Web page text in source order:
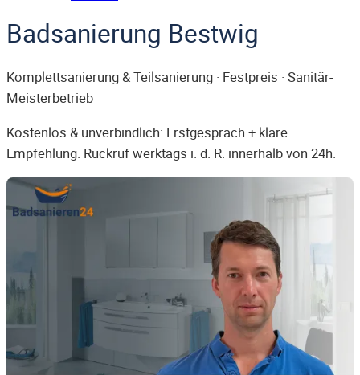
Badsanierung Bestwig
Komplettsanierung & Teilsanierung · Festpreis · Sanitär-
Meisterbetrieb
Kostenlos & unverbindlich: Erstgespräch + klare
Empfehlung. Rückruf werktags i. d. R. innerhalb von 24h.